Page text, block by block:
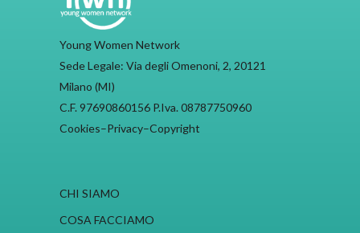
Young Women Network
Sede Legale: Via degli Omenoni, 2, 20121
Milano (MI)
C.F. 97690860156 P.Iva. 08787750960
Cookies–Privacy–Copyright
CHI SIAMO
COSA FACCIAMO